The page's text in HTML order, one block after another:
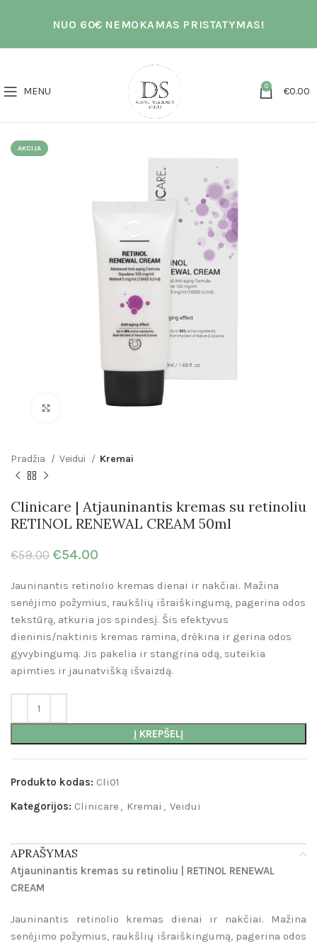
NUO 60€ NEMOKAMAS PRISTATYMAS!
MENU 0 €0.00
AKCIJA
Click to enlarge
Pradžia Veidui Kremai
Clinicare | Atjauninantis kremas su retinoliu
RETINOL RENEWAL CREAM 50ml
€59.00 €54.00
Jauninantis retinolio kremas dienai ir nakčiai. Mažina
senėjimo požymius, raukšlių išraiškingumą, pagerina odos
tekstūrą, atkuria jos spindesį. Šis efektyvus
dieninis/naktinis kremas ramina, drėkina ir gerina odos
gyvybingumą. Jis pakelia ir stangrina odą, suteikia
apimties ir jaunatvišką išvaizdą.
Į KREPŠELĮ
Produkto kodas: Cli01
Kategorijos: Clinicare , Kremai , Veidui
APRAŠYMAS
Atjauninantis kremas su retinoliu | RETINOL RENEWAL
CREAM
Jauninantis retinolio kremas dienai ir nakčiai. Mažina
senėjimo požymius, raukšlių išraiškingumą, pagerina odos